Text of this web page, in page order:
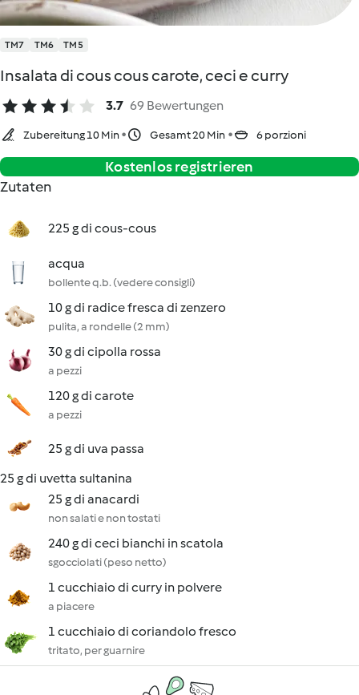
TM7 TM6 TM5
Insalata di cous cous carote, ceci e curry
3.7 69 Bewertungen
Zubereitung 10 Min Gesamt 20 Min 6 porzioni
Kostenlos registrieren
Zutaten
225 g di cous-cous
acqua
bollente q.b. (vedere consigli)
10 g di radice fresca di zenzero
pulita, a rondelle (2 mm)
30 g di cipolla rossa
a pezzi
120 g di carote
a pezzi
25 g di uva passa
25 g di uvetta sultanina
25 g di anacardi
non salati e non tostati
240 g di ceci bianchi in scatola
sgocciolati (peso netto)
1 cucchiaio di curry in polvere
a piacere
1 cucchiaio di coriandolo fresco
tritato, per guarnire